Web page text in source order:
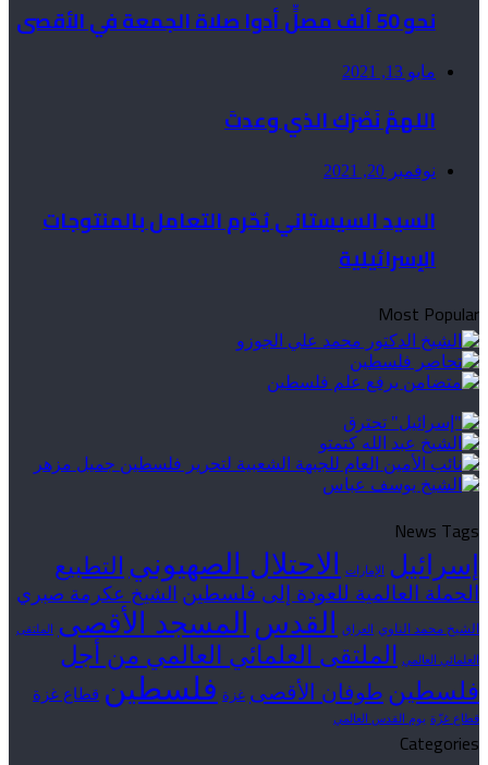
نحو 50 ألف مصلٍّ أدوا صلاة الجمعة في الأقصى
مايو 13, 2021
اللهمَّ نَصْرَك الذي وعدتَ
نوفمبر 20, 2021
السيد السيستاني يُحّرم التعامل بالمنتوجات
الإسرائيلية
Most Popular
News Tags
إسرائيل الإمارات الاحتلال الصهيوني التطبيع
الحملة العالمية للعودة إلى فلسطين الشيخ عكرمة صبري
الشيخ محمد الناوي العراق القدس المسجد الأقصى الملتقى
العلمائي العالمي
الملتقى العلمائي العالمي من أجل
فلسطين طوفان الأقصى غزة فلسطين قطاع غزة
قطاع غزّة يوم القدس العالمي
Categories